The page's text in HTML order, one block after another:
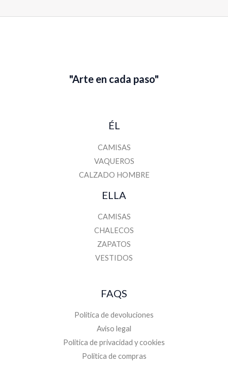
m
"Arte en cada paso"
ÉL
CAMISAS
VAQUEROS
CALZADO HOMBRE
ELLA
CAMISAS
CHALECOS
ZAPATOS
VESTIDOS
FAQS
Política de devoluciones
Aviso legal
Politica de privacidad y cookies
Politica de compras